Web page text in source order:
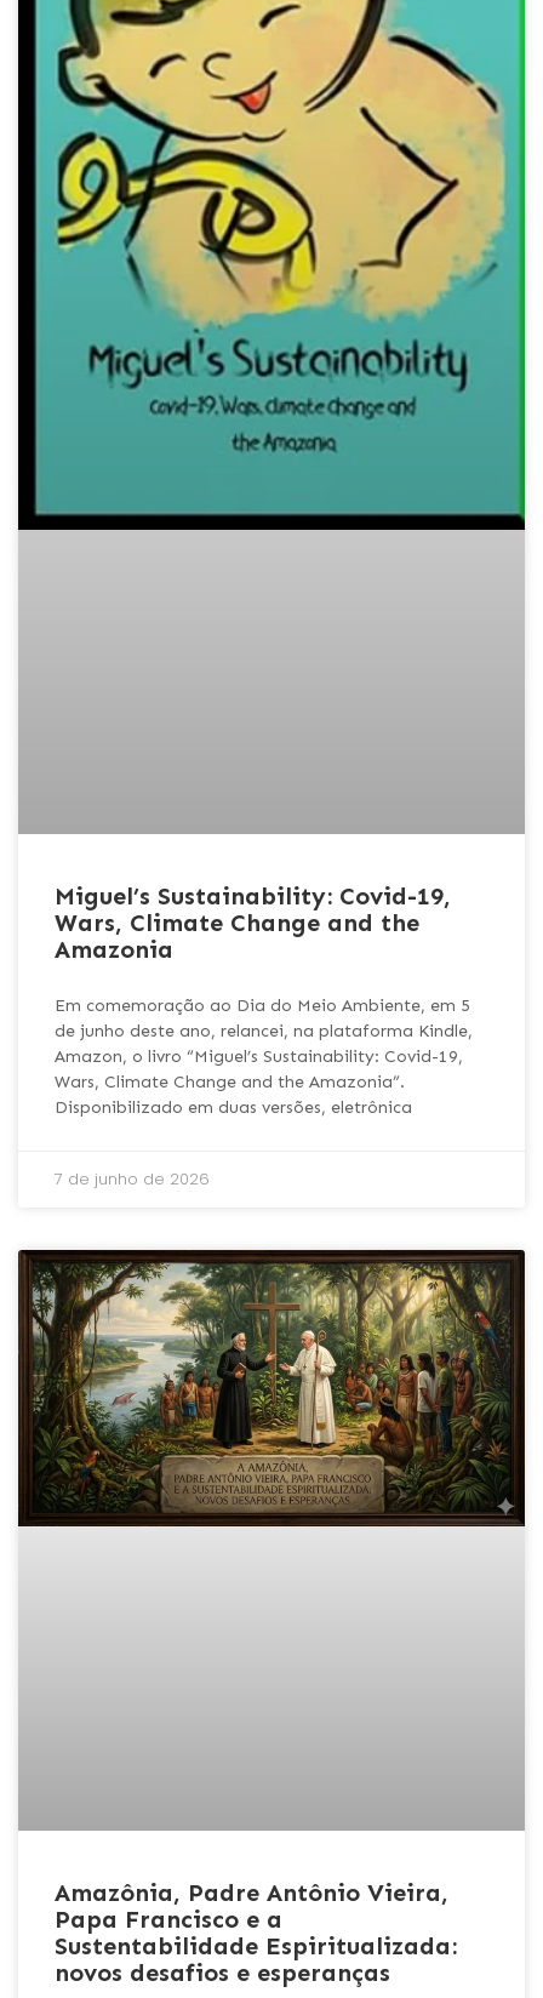
Miguel’s Sustainability: Covid-19,
Wars, Climate Change and the
Amazonia
Em comemoração ao Dia do Meio Ambiente, em 5
de junho deste ano, relancei, na plataforma Kindle,
Amazon, o livro “Miguel’s Sustainability: Covid-19,
Wars, Climate Change and the Amazonia”.
Disponibilizado em duas versões, eletrônica
7 de junho de 2026
Amazônia, Padre Antônio Vieira,
Papa Francisco e a
Sustentabilidade Espiritualizada:
novos desafios e esperanças